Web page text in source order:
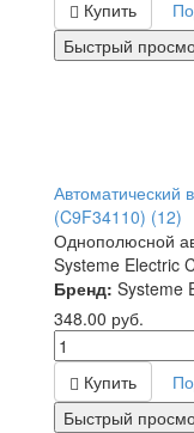
Купить
Быстрый
Автоматический
(C9F34110) (12)
Однополюсной
Systeme Electric
Бренд: Systeme
348.00 руб.
Купить
Быстрый